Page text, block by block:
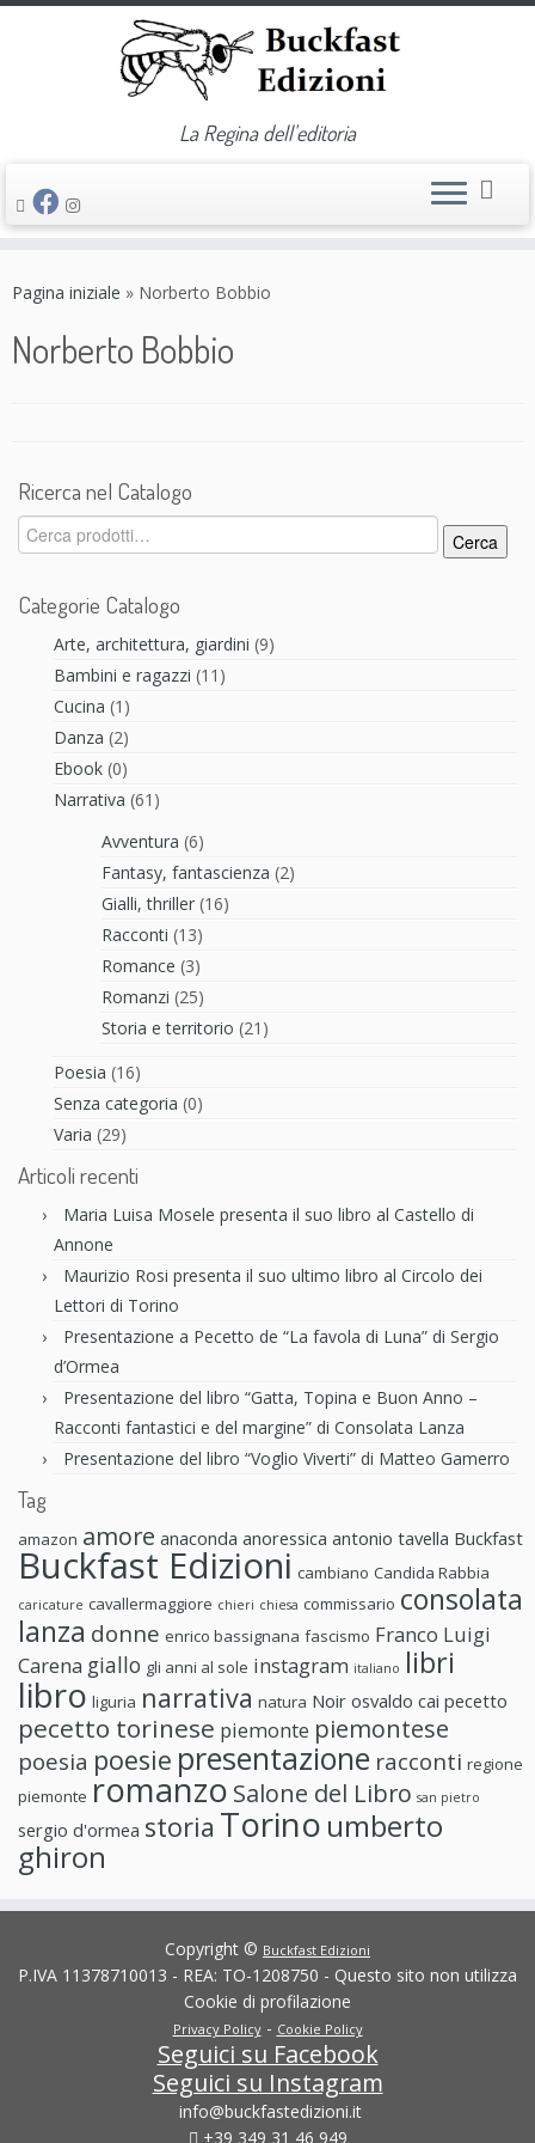
La Regina dell'editoria
Pagina iniziale » Norberto Bobbio
Norberto Bobbio
Ricerca nel Catalogo
Cerca:
Cerca
Categorie Catalogo
Arte, architettura, giardini (9)
Bambini e ragazzi (11)
Cucina (1)
Danza (2)
Ebook (0)
Narrativa (61)
Avventura (6)
Fantasy, fantascienza (2)
Gialli, thriller (16)
Racconti (13)
Romance (3)
Romanzi (25)
Storia e territorio (21)
Poesia (16)
Senza categoria (0)
Varia (29)
Articoli recenti
Maria Luisa Mosele presenta il suo libro al Castello di
Annone
Maurizio Rosi presenta il suo ultimo libro al Circolo dei
Lettori di Torino
Presentazione a Pecetto de “La favola di Luna” di Sergio
d’Ormea
Presentazione del libro “Gatta, Topina e Buon Anno –
Racconti fantastici e del margine” di Consolata Lanza
Presentazione del libro “Voglio Viverti” di Matteo Gamerro
Tag
amazon amore anaconda anoressica antonio tavella Buckfast
Buckfast Edizioni cambiano Candida Rabbia
caricature cavallermaggiore chieri chiesa commissario consolata
lanza donne enrico bassignana fascismo Franco Luigi
Carena giallo gli anni al sole instagram italiano libri
libro liguria narrativa natura Noir osvaldo cai pecetto
pecetto torinese piemonte piemontese
poesia poesie presentazione racconti regione
piemonte romanzo Salone del Libro san pietro
sergio d'ormea storia Torino umberto
ghiron
Copyright © Buckfast Edizioni
P.IVA 11378710013 - REA: TO-1208750 - Questo sito non utilizza
Cookie di profilazione
Privacy Policy- Cookie Policy
Seguici su Facebook
Seguici su Instagram
info@buckfastedizioni.it
+39 349 31 46 949